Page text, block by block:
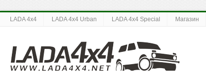
LADA 4x4 LADA 4x4 Urban LADA 4x4 Special Магазин